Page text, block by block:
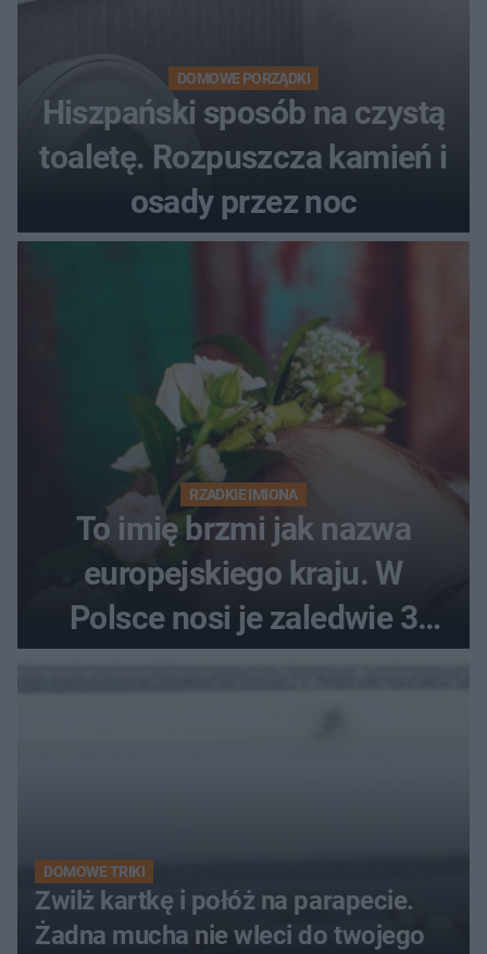
DOMOWE PORZĄDKI
Hiszpański sposób na czystą
toaletę. Rozpuszcza kamień i
osady przez noc
RZADKIE IMIONA
To imię brzmi jak nazwa
europejskiego kraju. W
Polsce nosi je zaledwie 3
DOMOWE TRIKI
Zwilż kartkę i połóż na parapecie.
Żadna mucha nie wleci do twojego